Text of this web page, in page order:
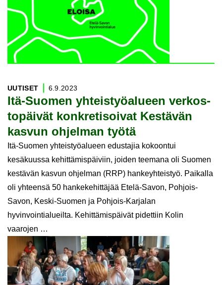
Itä-​Suomen yh­teis­työ­alu­een ver­kos­
to­päi­vät kon­kre­ti­soi­vat Kes­tä­vän
kas­vun oh­jel­man työtä
UU­TI­SET 6.9.2023
Itä-Suomen yhteistyöalueen edustajia kokoontui
kesäkuussa kehittämispäiviin, joiden teemana oli Suomen
kestävän kasvun ohjelman (RRP) hankeyhteistyö. Paikalla
oli yhteensä 50 hankekehittäjää Etelä-Savon, Pohjois-
Savon, Keski-Suomen ja Pohjois-Karjalan
hyvinvointialueilta. Kehittämispäivät pidettiin Kolin
vaarojen …